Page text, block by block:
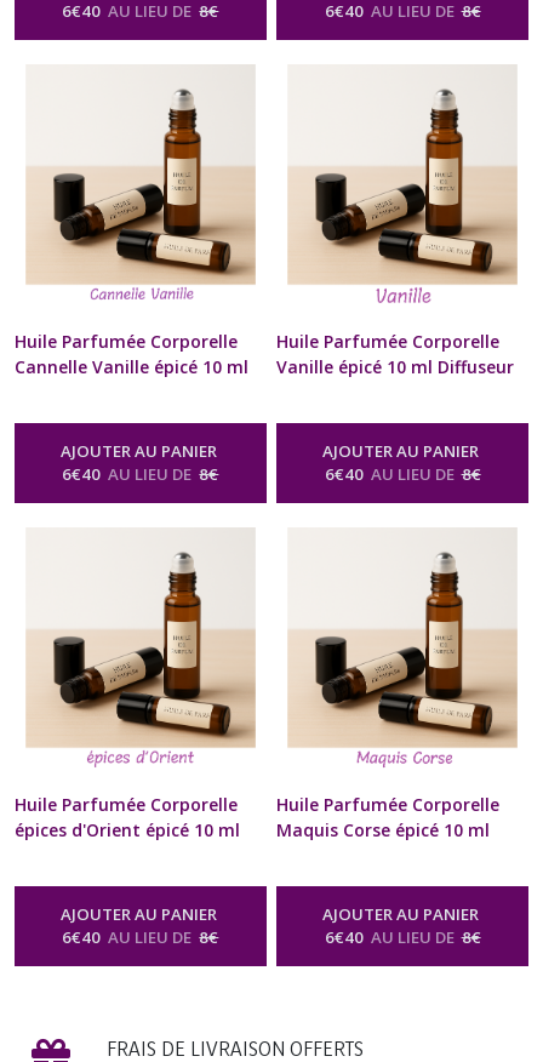
être Homme Femme St-
Corporelle Naturelle Senteur Épicée
6€40 AU LIEU DE 8€
être Homme Femme St-
Corporelle Naturelle Senteur Épicée
6€40 AU LIEU DE 8€
Huile Parfumée Corporelle
Cannelle Vanille épicé 10 ml
Artisanal Pour Cou et
Poignets Cadeau Beauté bien
être Homme Femme St-
Corporelle Naturelle Senteur Épicée
AJOUTER AU PANIER
6€40 AU LIEU DE 8€
Huile Parfumée Corporelle
Vanille épicé 10 ml Diffuseur
Pour Cou et Poignets Cadeau
Beauté bien être Homme
Femme St-Valentin
Naturelle Senteur Épicée
AJOUTER AU PANIER
6€40 AU LIEU DE 8€
Huile Parfumée Corporelle
épices d'Orient épicé 10 ml
Poignets Cadeau Beauté bien
être Homme Femme St-
AJOUTER AU PANIER
6€40 AU LIEU DE 8€
Huile Parfumée Corporelle
Maquis Corse épicé 10 ml
Poignets Cadeau Beauté bien
être Homme Femme St-
AJOUTER AU PANIER
6€40 AU LIEU DE 8€
FRAIS DE LIVRAISON OFFERTS